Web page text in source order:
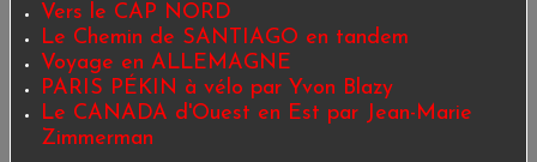
PHOTOS▼
TOURISME
ESPACE ADHÉRENTS
Vers le CAP NORD
Le Chemin de SANTIAGO en tandem
Voyage en ALLEMAGNE
PARIS PÉKIN à vélo par Yvon Blazy
Le CANADA d'Ouest en Est par Jean-Marie
Zimmerman